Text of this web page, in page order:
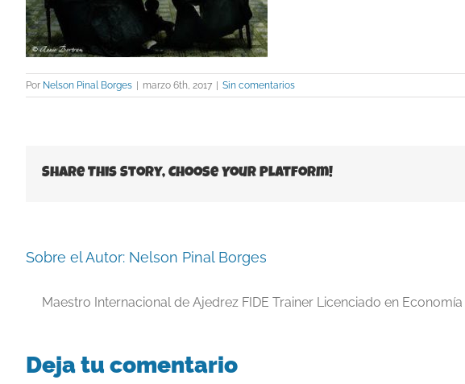
Por Nelson Pinal Borges | marzo 6th, 2017 | Sin comentarios
Share This Story, Choose Your Platform!
Sobre el Autor: Nelson Pinal Borges
Maestro Internacional de Ajedrez FIDE Trainer Licenciado en
Deja tu comentario